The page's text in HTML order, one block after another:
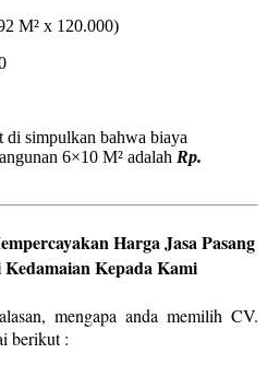
M² x 120.000)
di simpulkan bahwa biaya
6×10 M² adalah Rp.
Harga Jasa Pasang
Kepada Kami
mengapa anda memilih CV.
berikut :